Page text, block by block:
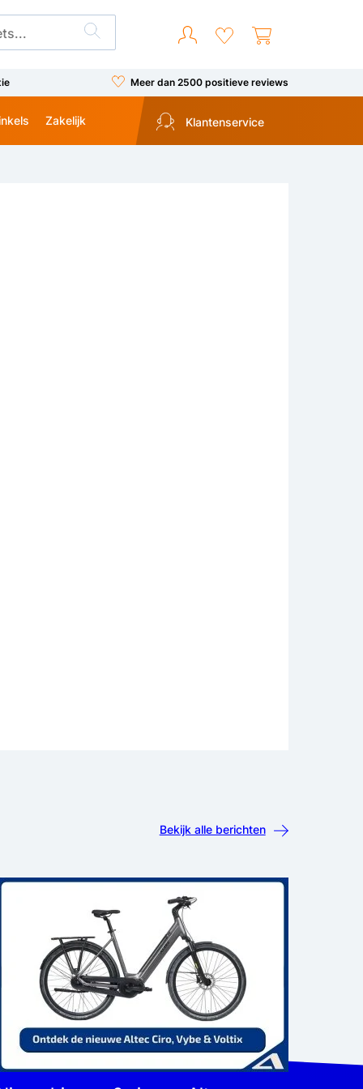
Meer dan 2500 positieve reviews
Zakelijk Klantenservice
Bekijk alle berichten